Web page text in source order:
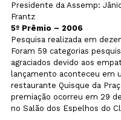
Presidente da Assemp:
5º Prêmio – 2006
Pesquisa realizada em
Foram 59 categorias
agraciados devido aos
lançamento aconteceu em
restaurante Quisque da
premiação ocorreu em 29
no Salão dos Espelhos do